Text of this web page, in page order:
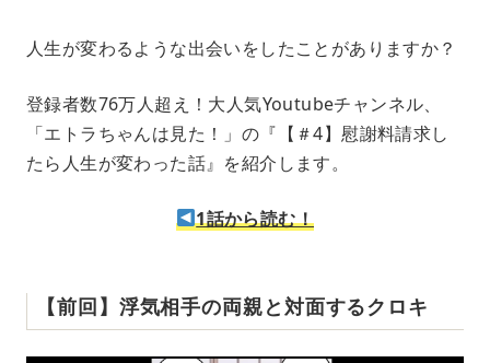
u
e
人生が変わるような出会いをしたことがありますか？
登録者数76万人超え！大人気Youtubeチャンネル、
「エトラちゃんは見た！」の『【＃4】慰謝料請求し
たら人生が変わった話』を紹介します。
1話から読む！
【前回】浮気相手の両親と対面するクロキ